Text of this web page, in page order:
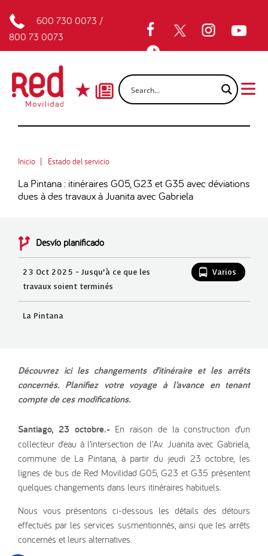
600 730 0073 /
800 73 0073
Inicio Estado del servicio
La Pintana : itinéraires G05, G23 et G35 avec déviations
dues à des travaux à Juanita avec Gabriela
Desvío planificado
23 Oct 2025 - Jusqu’à ce que les
travaux soient terminés
Varios
La Pintana
Découvrez ici les changements d’itinéraire et les arrêts
concernés. Planifiez votre voyage à l’avance en tenant
compte de ces modifications.
Santiago, 23 octobre.-En raison de la construction d’un
collecteur d’eau à l’intersection de l’Av. Juanita avec Gabriela,
commune de La Pintana, à partir du jeudi 23 octobre, les
lignes de bus de Red Movilidad G05, G23 et G35 présentent
quelques changements dans leurs itinéraires habituels.
Nous vous présentons ci-dessous les détails des détours
effectués par les services susmentionnés, ainsi que les arrêts
concernés et leurs alternatives.